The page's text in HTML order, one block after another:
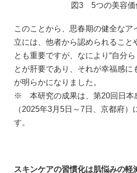
図3 5つの美容価
このことから、思春期の健全なア
立には、他者から認められること
とも重要ですが、なにより“自分ら
とが肝要であり、それが幸福感に
が明らかになりました。
※ 本研究の成果は、第20回日本
（2025年3月5日～7日、京都府）
す。
スキンケアの習慣化は肌悩みの軽